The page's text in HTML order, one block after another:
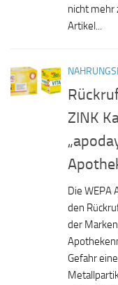
nicht
Artikel...
ZINK
Die
den
der
Gefahr